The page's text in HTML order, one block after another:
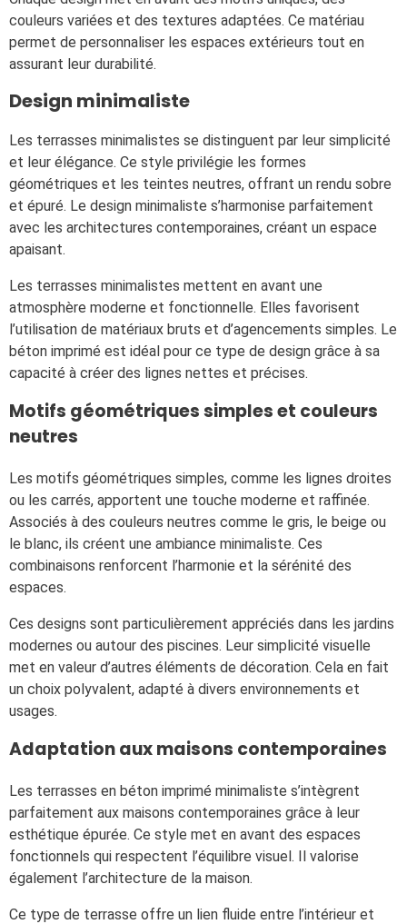
couleurs variées et des textures adaptées. Ce matériau
permet de personnaliser les espaces extérieurs tout en
assurant leur durabilité.
Design minimaliste
Les terrasses minimalistes se distinguent par leur simplicité
et leur élégance. Ce style privilégie les formes
géométriques et les teintes neutres, offrant un rendu sobre
et épuré. Le design minimaliste s’harmonise parfaitement
avec les architectures contemporaines, créant un espace
apaisant.
Les terrasses minimalistes mettent en avant une
atmosphère moderne et fonctionnelle. Elles favorisent
l’utilisation de matériaux bruts et d’agencements simples. Le
béton imprimé est idéal pour ce type de design grâce à sa
capacité à créer des lignes nettes et précises.
Motifs géométriques simples et couleurs
neutres
Les motifs géométriques simples, comme les lignes droites
ou les carrés, apportent une touche moderne et raffinée.
Associés à des couleurs neutres comme le gris, le beige ou
le blanc, ils créent une ambiance minimaliste. Ces
combinaisons renforcent l’harmonie et la sérénité des
espaces.
Ces designs sont particulièrement appréciés dans les jardins
modernes ou autour des piscines. Leur simplicité visuelle
met en valeur d’autres éléments de décoration. Cela en fait
un choix polyvalent, adapté à divers environnements et
usages.
Adaptation aux maisons contemporaines
Les terrasses en béton imprimé minimaliste s’intègrent
parfaitement aux maisons contemporaines grâce à leur
esthétique épurée. Ce style met en avant des espaces
fonctionnels qui respectent l’équilibre visuel. Il valorise
également l’architecture de la maison.
Ce type de terrasse offre un lien fluide entre l’intérieur et